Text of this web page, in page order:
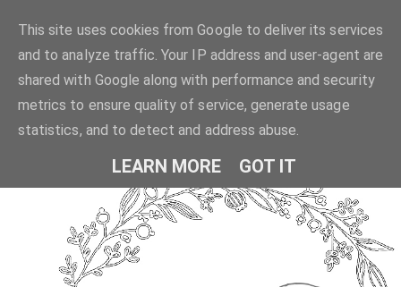
This site uses cookies from Google to deliver its services
and to analyze traffic. Your IP address and user-agent are
shared with Google along with performance and security
metrics to ensure quality of service, generate usage
statistics, and to detect and address abuse.
LEARN MORE GOT IT